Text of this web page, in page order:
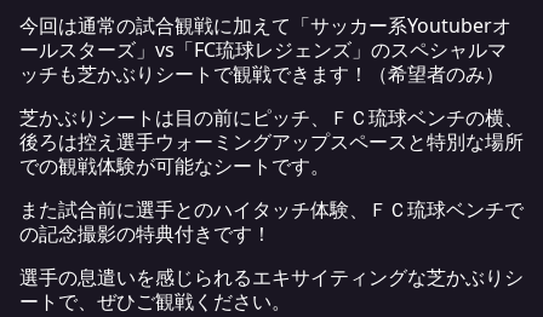
今回は通常の試合観戦に加えて「サッカー系Youtuberオ
ールスターズ」vs「FC琉球レジェンズ」のスペシャルマ
ッチも芝かぶりシートで観戦できます！（希望者のみ）
芝かぶりシートは目の前にピッチ、ＦＣ琉球ベンチの横、
後ろは控え選手ウォーミングアップスペースと特別な場所
での観戦体験が可能なシートです。
また試合前に選手とのハイタッチ体験、ＦＣ琉球ベンチで
の記念撮影の特典付きです！
選手の息遣いを感じられるエキサイティングな芝かぶりシ
ートで、ぜひご観戦ください。